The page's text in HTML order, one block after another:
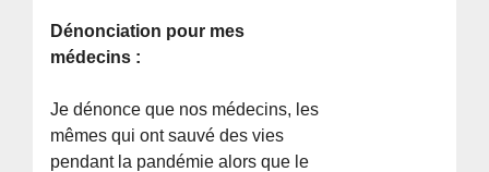
Dénonciation pour mes
médecins :
Je dénonce que nos médecins, les
mêmes qui ont sauvé des vies
pendant la pandémie alors que le